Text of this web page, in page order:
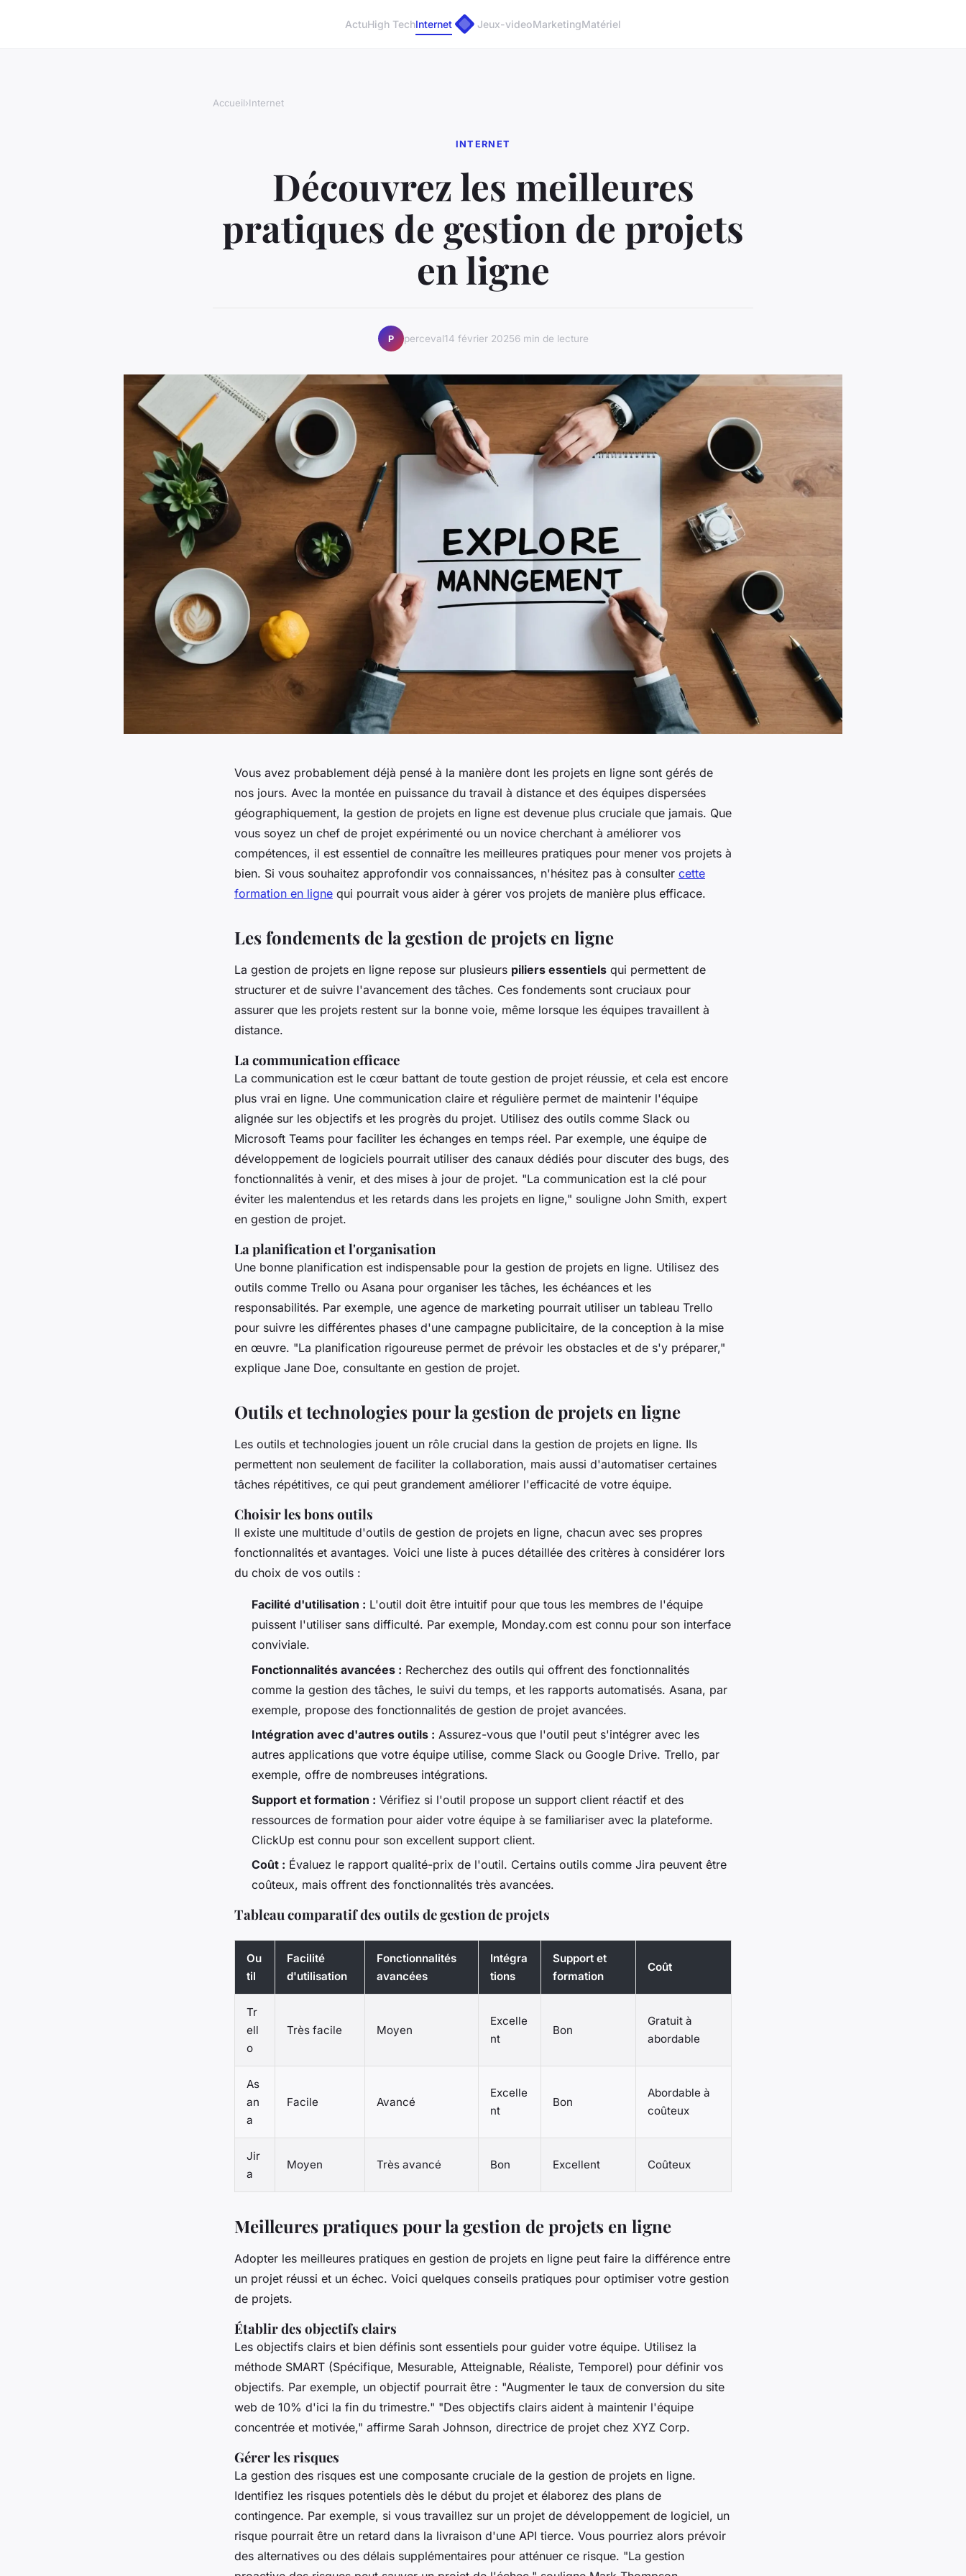
ActuHigh TechInternet Jeux-videoMarketingMatériel
Accueil›Internet
INTERNET
Découvrez les meilleures
pratiques de gestion de projets
en ligne
P perceval14 février 20256 min de lecture
Vous avez probablement déjà pensé à la manière dont les projets en ligne sont gérés de
nos jours. Avec la montée en puissance du travail à distance et des équipes dispersées
géographiquement, la gestion de projets en ligne est devenue plus cruciale que jamais. Que
vous soyez un chef de projet expérimenté ou un novice cherchant à améliorer vos
compétences, il est essentiel de connaître les meilleures pratiques pour mener vos projets à
bien. Si vous souhaitez approfondir vos connaissances, n'hésitez pas à consulter cette
formation en ligne qui pourrait vous aider à gérer vos projets de manière plus efficace.
Les fondements de la gestion de projets en ligne
La gestion de projets en ligne repose sur plusieurs piliers essentiels qui permettent de
structurer et de suivre l'avancement des tâches. Ces fondements sont cruciaux pour
assurer que les projets restent sur la bonne voie, même lorsque les équipes travaillent à
distance.
La communication efficace
La communication est le cœur battant de toute gestion de projet réussie, et cela est encore
plus vrai en ligne. Une communication claire et régulière permet de maintenir l'équipe
alignée sur les objectifs et les progrès du projet. Utilisez des outils comme Slack ou
Microsoft Teams pour faciliter les échanges en temps réel. Par exemple, une équipe de
développement de logiciels pourrait utiliser des canaux dédiés pour discuter des bugs, des
fonctionnalités à venir, et des mises à jour de projet. "La communication est la clé pour
éviter les malentendus et les retards dans les projets en ligne," souligne John Smith, expert
en gestion de projet.
La planification et l'organisation
Une bonne planification est indispensable pour la gestion de projets en ligne. Utilisez des
outils comme Trello ou Asana pour organiser les tâches, les échéances et les
responsabilités. Par exemple, une agence de marketing pourrait utiliser un tableau Trello
pour suivre les différentes phases d'une campagne publicitaire, de la conception à la mise
en œuvre. "La planification rigoureuse permet de prévoir les obstacles et de s'y préparer,"
explique Jane Doe, consultante en gestion de projet.
Outils et technologies pour la gestion de projets en ligne
Les outils et technologies jouent un rôle crucial dans la gestion de projets en ligne. Ils
permettent non seulement de faciliter la collaboration, mais aussi d'automatiser certaines
tâches répétitives, ce qui peut grandement améliorer l'efficacité de votre équipe.
Choisir les bons outils
Il existe une multitude d'outils de gestion de projets en ligne, chacun avec ses propres
fonctionnalités et avantages. Voici une liste à puces détaillée des critères à considérer lors
du choix de vos outils :
Facilité d'utilisation : L'outil doit être intuitif pour que tous les membres de l'équipe
puissent l'utiliser sans difficulté. Par exemple, Monday.com est connu pour son interface
conviviale.
Fonctionnalités avancées : Recherchez des outils qui offrent des fonctionnalités
comme la gestion des tâches, le suivi du temps, et les rapports automatisés. Asana, par
exemple, propose des fonctionnalités de gestion de projet avancées.
Intégration avec d'autres outils : Assurez-vous que l'outil peut s'intégrer avec les
autres applications que votre équipe utilise, comme Slack ou Google Drive. Trello, par
exemple, offre de nombreuses intégrations.
Support et formation : Vérifiez si l'outil propose un support client réactif et des
ressources de formation pour aider votre équipe à se familiariser avec la plateforme.
ClickUp est connu pour son excellent support client.
Coût : Évaluez le rapport qualité-prix de l'outil. Certains outils comme Jira peuvent être
coûteux, mais offrent des fonctionnalités très avancées.
Tableau comparatif des outils de gestion de projets
Ou
til
Facilité
d'utilisation
Fonctionnalités
avancées
Intégra
tions
Support et
formation
Coût
Tr
ell
o
Très facile Moyen
Excelle
nt
Bon
Gratuit à
abordable
As
an
a
Facile Avancé
Excelle
nt
Bon
Abordable à
coûteux
Jir
a
Moyen Très avancé Bon Excellent Coûteux
Meilleures pratiques pour la gestion de projets en ligne
Adopter les meilleures pratiques en gestion de projets en ligne peut faire la différence entre
un projet réussi et un échec. Voici quelques conseils pratiques pour optimiser votre gestion
de projets.
Établir des objectifs clairs
Les objectifs clairs et bien définis sont essentiels pour guider votre équipe. Utilisez la
méthode SMART (Spécifique, Mesurable, Atteignable, Réaliste, Temporel) pour définir vos
objectifs. Par exemple, un objectif pourrait être : "Augmenter le taux de conversion du site
web de 10% d'ici la fin du trimestre." "Des objectifs clairs aident à maintenir l'équipe
concentrée et motivée," affirme Sarah Johnson, directrice de projet chez XYZ Corp.
Gérer les risques
La gestion des risques est une composante cruciale de la gestion de projets en ligne.
Identifiez les risques potentiels dès le début du projet et élaborez des plans de
contingence. Par exemple, si vous travaillez sur un projet de développement de logiciel, un
risque pourrait être un retard dans la livraison d'une API tierce. Vous pourriez alors prévoir
des alternatives ou des délais supplémentaires pour atténuer ce risque. "La gestion